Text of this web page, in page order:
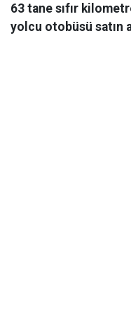
63 tane sıfır
yolcu otobüsü satın